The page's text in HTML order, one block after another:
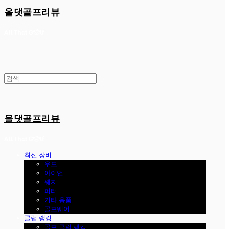
올댓골프리뷰
올댓골프리뷰
최신 장비
우드
아이언
웨지
퍼터
기타 용품
골프웨어
클럽 랭킹
골프 클럽 랭킹